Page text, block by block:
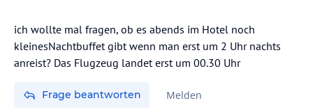
ich wollte mal fragen, ob es abends im Hotel noch
kleinesNachtbuffet gibt wenn man erst um 2 Uhr nachts
anreist? Das Flugzeug landet erst um 00.30 Uhr
Frage beantworten Melden